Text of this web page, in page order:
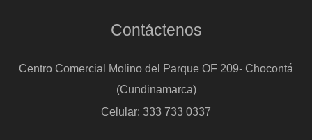
Contáctenos
Centro Comercial Molino del Parque OF 209- Chocontá
(Cundinamarca)
Celular: 333 733 0337